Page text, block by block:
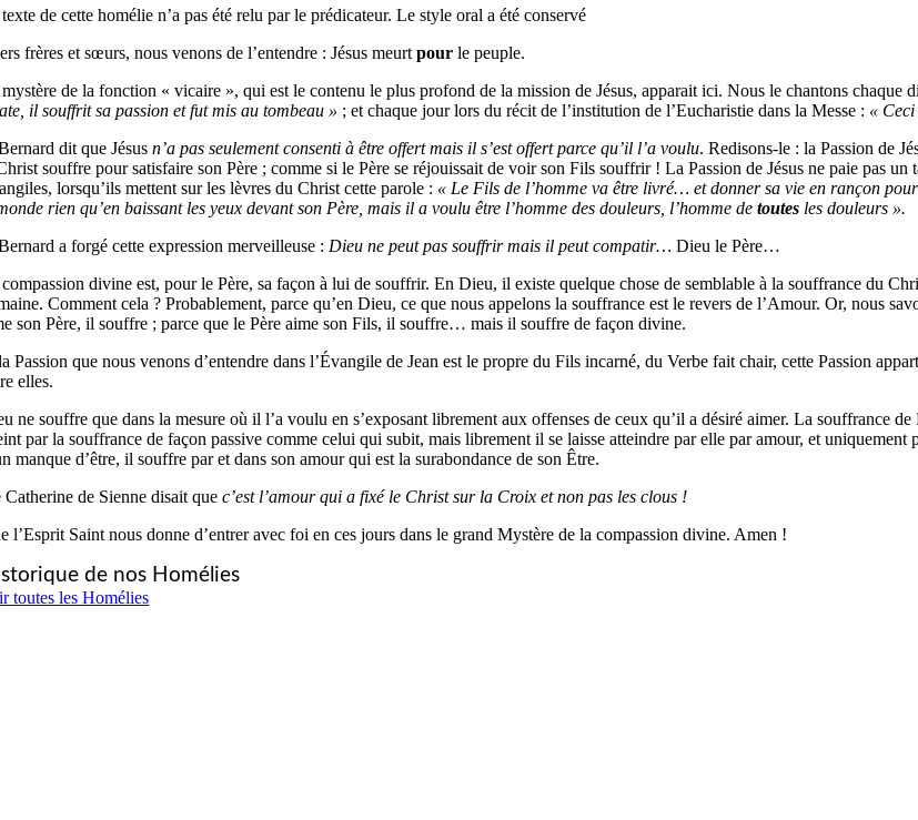
de cette homélie n’a pas été relu par le prédicateur. Le style oral a été conservé
frères et sœurs, nous venons de l’entendre : Jésus meurtpour le peuple.
de la fonction « vicaire », qui est le contenu le plus profond de la mission de Jésus, apparait ici. Nous le chantons chaque
il souffrit sa passion et fut mis au tombeau » ; et chaque jour lors du récit de l’institution de l’Eucharistie dans la Messe : «
dit que Jésusn’a pas seulement consenti à être offert mais il s’est offert parce qu’il l’a voulu. Redisons-le : la Passion de
souffre pour satisfaire son Père ; comme si le Père se réjouissait de voir son Fils souffrir ! La Passion de Jésus ne paie pas
lorsqu’ils mettent sur les lèvres du Christ cette parole : « Le Fils de l’homme va être livré… et donner sa vie en rançon
rien qu’en baissant les yeux devant son Père, mais il a voulu être l’homme des douleurs, l’homme detoutes les douleurs ».
a forgé cette expression merveilleuse : Dieu ne peut pas souffrir mais il peut compatir…Dieu le Père…
divine est, pour le Père, sa façon à lui de souffrir. En Dieu, il existe quelque chose de semblable à la souffrance du
Comment cela ? Probablement, parce qu’en Dieu, ce que nous appelons la souffrance est le revers de l’Amour. Or, nous
son Père, il souffre ; parce que le Père aime son Fils, il souffre… mais il souffre de façon divine.
Passion que nous venons d’entendre dans l’Évangile de Jean est le propre du Fils incarné, du Verbe fait chair, cette Passion
elles.
ne souffre que dans la mesure où il l’a voulu en s’exposant librement aux offenses de ceux qu’il a désiré aimer. La souffrance
par la souffrance de façon passive comme celui qui subit, mais librement il se laisse atteindre par elle par amour, et uniquement
manque d’être, il souffre par et dans son amour qui est la surabondance de son Être.
Catherine de Sienne disait quec’est l’amour qui a fixé le Christ sur la Croix et non pas les clous !
l’Esprit Saint nous donne d’entrer avec foi en ces jours dans le grand Mystère de la compassion divine. Amen !
de nos Homélies
toutes les Homélies